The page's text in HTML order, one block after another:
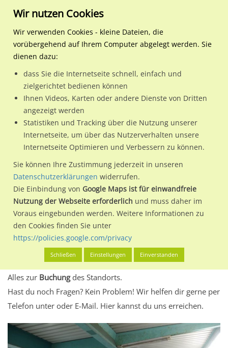
Regionale Plakatwerbung Hamburg
Hamburg, Freie und
U-Bf Farmsen Gleis 4
U-Bf Farmsen Gleis 4 mitte.
Nutze günstige Werbemöglichkeiten am Standort U-Bf
Farmsen Gleis 4 mitte.im Ortsteil Farmsen-Berne)in
Hamburg, Freie und Hansestadt.
Wir erheben für jede unserer Werbeflächen individuelle und
aktuelleStandortinformationenundLeistungswerte. Damit
kannst du dich schon vor der Buchung im Detail über den
Standort, seine Reichweite und Werbewirkung sowie
eventuelle Beschränkungen in den zugelassenen
Werbeinhalten informieren.
Alles klar? Dann findest du direkt im unteren Teil dieser Seite
Alles zur Buchungdes Standorts.
Hast du noch Fragen? Kein Problem! Wir helfen dir gerne per
Telefon unter oder E-Mail. Hier kannst du uns erreichen.
Wir nutzen Cookies
Wir verwenden Cookies - kleine Dateien, die
vorübergehend auf Ihrem Computer abgelegt werden. Sie
dienen dazu:
dass Sie die Internetseite schnell, einfach und
zielgerichtet bedienen können
Ihnen Videos, Karten oder andere Dienste von Dritten
angezeigt werden
Statistiken und Tracking über die Nutzung unserer
Internetseite, um über das Nutzerverhalten unsere
Internetseite Optimieren und Verbessern zu können.
Sie können Ihre Zustimmung jederzeit in unseren
Datenschutzerklärungen widerrufen.
Die Einbindung von Google Maps ist für einwandfreie
Nutzung der Webseite erforderlich und muss daher im
Voraus eingebunden werden. Weitere Informationen zu
den Cookies finden Sie unter
https://policies.google.com/privacy
Schließen Einstellungen Einverstanden